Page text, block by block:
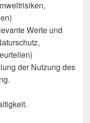
Werte und
der Nutzung des